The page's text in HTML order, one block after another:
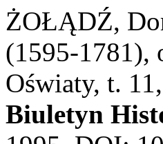
ŻOŁĄDŹ,
(1595-1781),
Oświaty, t.
Biuletyn